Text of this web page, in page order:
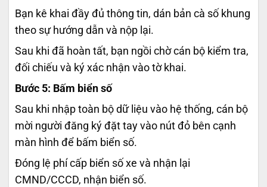
Bạn kê khai đầy đủ thông tin, dán bản cà số khung
theo sự hướng dẫn và nộp lại.
Sau khi đã hoàn tất, bạn ngồi chờ cán bộ kiểm tra,
đối chiếu và ký xác nhận vào tờ khai.
Bước 5: Bấm biển số
Sau khi nhập toàn bộ dữ liệu vào hệ thống, cán bộ
mời người đăng ký đặt tay vào nút đỏ bên cạnh
màn hình để bấm biển số.
Đóng lệ phí cấp biển số xe và nhận lại
CMND/CCCD, nhận biển số.